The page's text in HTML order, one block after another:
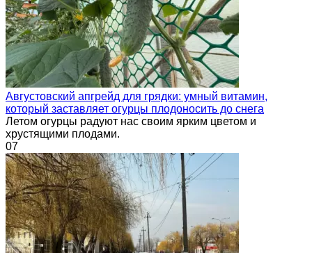
Августовский апгрейд для грядки: умный витамин,
который заставляет огурцы плодоносить до снега
Летом огурцы радуют нас своим ярким цветом и
хрустящими плодами.
07